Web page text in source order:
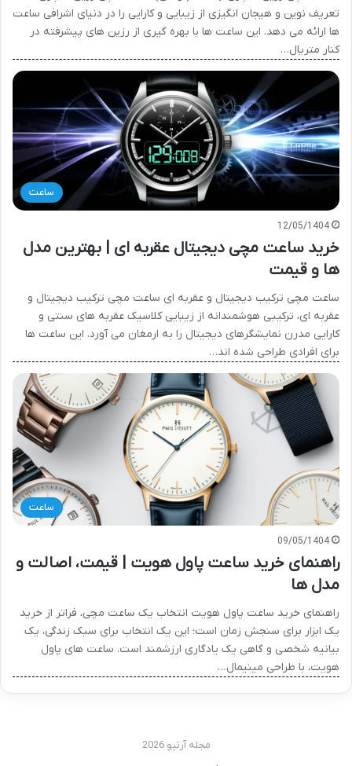
تعریف نوین و هیجان انگیزی از زیبایی و کارایی را در دنیای اشرافی ساعت
ها ارائه می دهد. این ساعت ها با بهره گیری از رزین های پیشرفته در
کنار متریال…
ساعت
12/05/1404
خرید ساعت مچی دیجیتال عقربه ای | بهترین مدل
ها و قیمت
ساعت مچی ترکیب دیجیتال و عقربه ای ساعت مچی ترکیب دیجیتال و
عقربه ای، ترکیبی هوشمندانه از زیبایی کلاسیک عقربه های سنتی و
کارایی مدرن نمایشگرهای دیجیتال را به ارمغان می آورد. این ساعت ها
برای افرادی طراحی شده اند…
ساعت
09/05/1404
راهنمای خرید ساعت پاول هویت | قیمت، اصالت و
مدل ها
راهنمای خرید ساعت پاول هویت انتخاب یک ساعت مچی، فراتر از خرید
یک ابزار برای سنجش زمان است؛ این یک انتخاب برای سبک زندگی، یک
بیانیه شخصی و گاهی یک یادگاری ارزشمند است. ساعت های پاول
هویت، با طراحی مینیمال…
مجله آرتیو 2026